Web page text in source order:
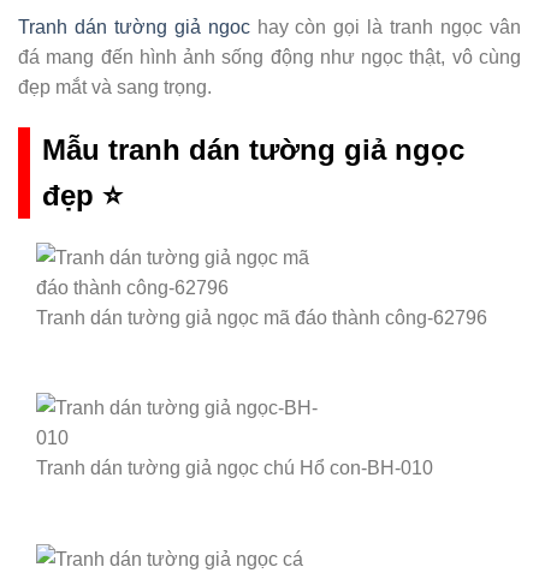
Tranh dán tường giả ngochay còn gọi là tranh ngọc vân
đá mang đến hình ảnh sống động như ngọc thật, vô cùng
đẹp mắt và sang trọng.
Mẫu tranh dán tường giả ngọc
đẹp ⭐
Tranh dán tường giả ngọc mã đáo thành công-62796
Tranh dán tường giả ngọc chú Hổ con-BH-010